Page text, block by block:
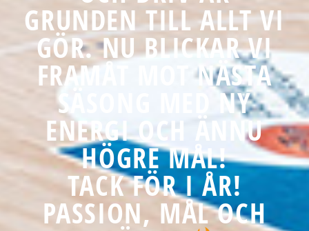
GRUNDEN TILL ALLT VI
GÖR. NU BLICKAR VI
FRAMÅT MOT NÄSTA
SÄSONG MED NY
ENERGI OCH ÄNNU
HÖGRE MÅL!
TACK FÖR I ÅR!
PASSION, MÅL OCH